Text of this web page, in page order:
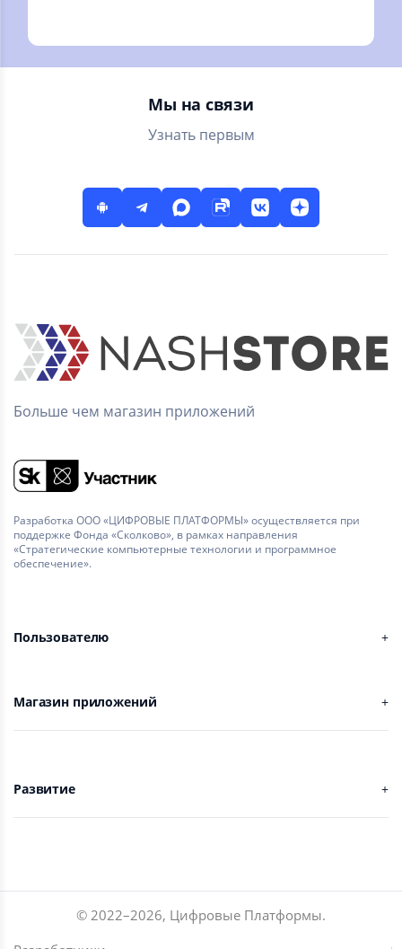
Мы на связи
Узнать первым
Больше чем магазин приложений
Разработка ООО «ЦИФРОВЫЕ ПЛАТФОРМЫ» осуществляется при
поддержке Фонда «Сколково», в рамках направления
«Стратегические компьютерные технологии и программное
обеспечение».
Пользователю
Магазин приложений
Развитие
© 2022–2026, Цифровые Платформы.